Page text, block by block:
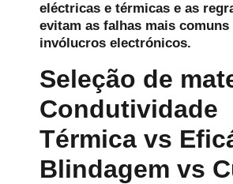
eléctricas e térmicas e as
evitam as falhas mais comuns
invólucros electrónicos.
Seleção de
Condutividade
Térmica vs
Blindagem vs